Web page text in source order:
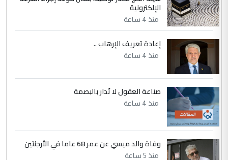
الموضوع :
مكتب السيد احمد الصافي : لا يوجود
لدينا اي حساب على الفيس بوك وتويتر
الإلكترونية
منذ 4 ساعة
إعادة تعريف الإرهاب ..
منذ 4 ساعة
صناعة العقول لا تُدار بالبصمة
منذ 4 ساعة
وفاة والد ميسي عن عمر 68 عاما في الأرجنتين
منذ 5 ساعة